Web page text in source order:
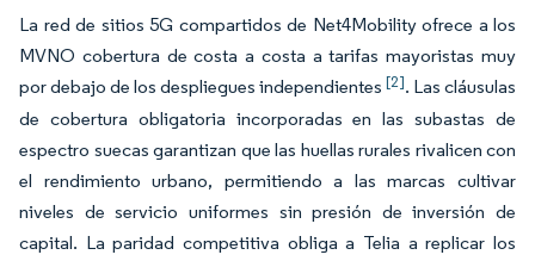
La red de sitios 5G compartidos de Net4Mobility ofrece a los
MVNO cobertura de costa a costa a tarifas mayoristas muy
por debajo de los despliegues independientes [2]. Las cláusulas
de cobertura obligatoria incorporadas en las subastas de
espectro suecas garantizan que las huellas rurales rivalicen con
el rendimiento urbano, permitiendo a las marcas cultivar
niveles de servicio uniformes sin presión de inversión de
capital. La paridad competitiva obliga a Telia a replicar los